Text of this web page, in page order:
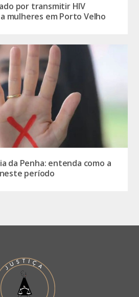
por transmitir HIV
mulheres em Porto Velho
da Penha: entenda como a
período